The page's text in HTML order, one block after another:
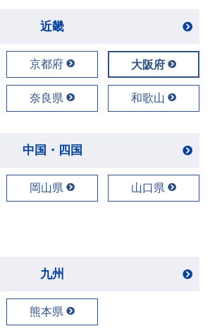
近畿
京都府 大阪府
奈良県 和歌山
中国・四国
岡山県 山口県
九州
熊本県